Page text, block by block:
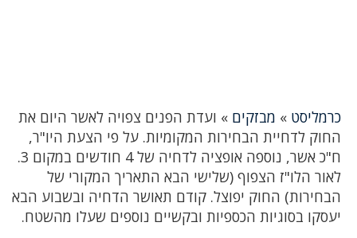
כרמליסט » מבזקים » ועדת הפנים צפויה לאשר היום את
החוק לדחיית הבחירות המקומיות. על פי הצעת היו"ר,
ח"כ אשר, נוספה אופציה לדחיה של 4 חודשים במקום 3.
לאור הלו"ז הצפוף (שלישי הבא התאריך המקורי של
הבחירות) החוק יפוצל. קודם תאושר הדחיה ובשבוע הבא
יעסקו בסוגיות הכספיות ובקשיים נוספים שעלו מהשטח.